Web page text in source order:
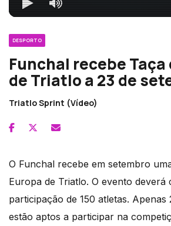
DESPORTO
Funchal recebe Taça
de Triatlo a 23 de
Triatlo Sprint (Vídeo)
O Funchal recebe em setembro
Europa de Triatlo. O evento deverá
participação de 150 atletas. Apenas
estão aptos a participar na